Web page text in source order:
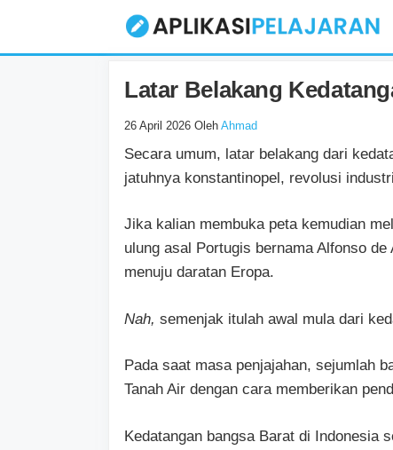
isi
Latar Belakang
26 April 2026 Oleh Ahmad
Secara umum, latar belakang dari
jatuhnya konstantinopel, revolusi
Jika kalian membuka peta kemudian
ulung asal Portugis bernama Alfonso
menuju daratan Eropa.
Nah, semenjak itulah awal mula dari
Pada saat masa penjajahan, sejumlah
Tanah Air dengan cara memberikan
Kedatangan bangsa Barat di Indonesia